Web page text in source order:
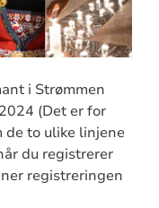
i Strømmen
(Det er for
de to ulike linjene
du registrerer
registreringen